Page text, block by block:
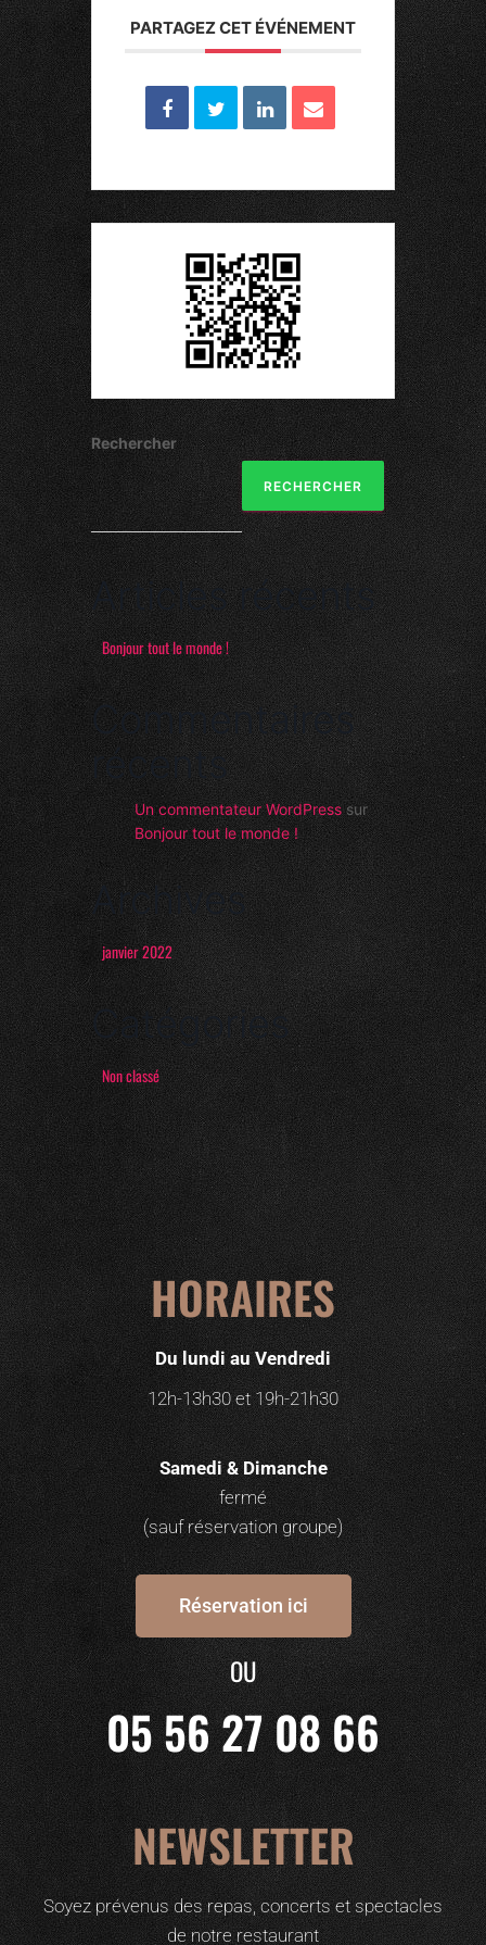
PARTAGEZ CET ÉVÉNEMENT
Rechercher
RECHERCHER
Articles récents
Bonjour tout le monde !
Commentaires
récents
Un commentateur WordPresssur
Bonjour tout le monde !
Archives
janvier 2022
Catégories
Non classé
HORAIRES
Du lundi au Vendredi
12h-13h30 et 19h-21h30
Samedi & Dimanche
fermé
(sauf réservation groupe)
Réservation ici
OU
05 56 27 08 66
NEWSLETTER
Soyez prévenus des repas, concerts et spectacles
de notre restaurant